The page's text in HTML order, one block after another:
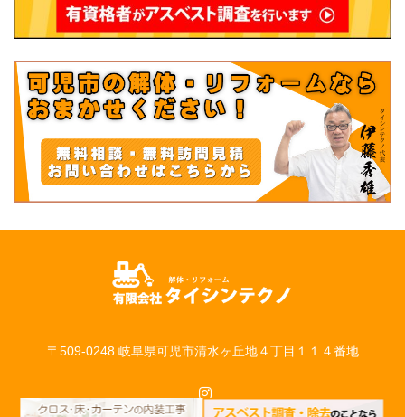
〒509-0248 岐阜県可児市清水ヶ丘地４丁目１１４番地